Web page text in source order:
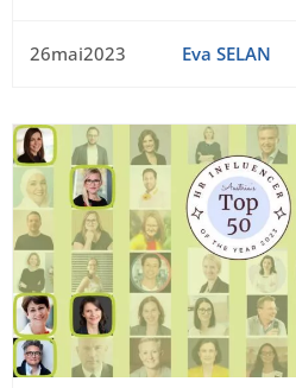
26mai2023 Eva SELAN